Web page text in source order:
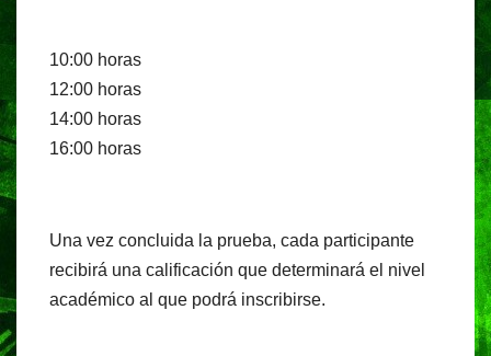
10:00 horas
12:00 horas
14:00 horas
16:00 horas
Una vez concluida la prueba, cada participante
recibirá una calificación que determinará el nivel
académico al que podrá inscribirse.